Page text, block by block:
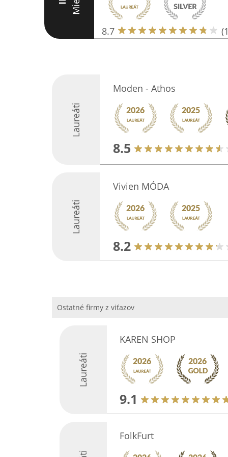
8.7
Laureáti
Moden - Athos
8.5
Laureáti
Vivien MÓDA
8.2
Ostatné firmy z viťazov
Laureáti
KAREN SHOP
9.1
FolkFurt